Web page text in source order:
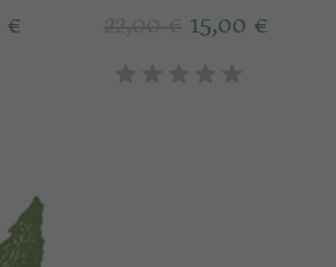
€ 15,00 €